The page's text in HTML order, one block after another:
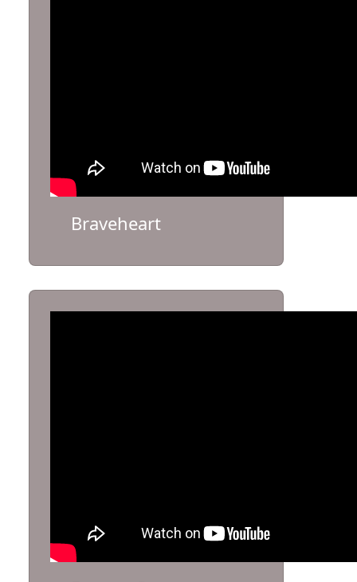
Braveheart